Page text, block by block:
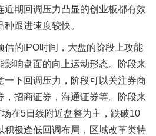
近期回调压力凸显的创业板都有效
跟进速度较快。
估的IPO时间，大盘的阶段上攻能
影响盘面的向上运动形态。阶段来
一下回调压力，阶段可以关注券商
，招商证券，海通证券等。阶段来
在5日线附近盘整为主，跌破10
积极逢低回调布局，区域改革类特